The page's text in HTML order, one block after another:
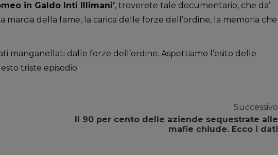
in Galdo Inti Illimani’, troverete tale documentario, che da’
marcia della fame, la carica delle forze dell’ordine, la memoria che
manganellati dalle forze dell’ordine. Aspettiamo l’esito delle
triste episodio.
Successivo
Il 90 per cento delle aziende sequestrate alle
mafie chiude. Ecco i dati